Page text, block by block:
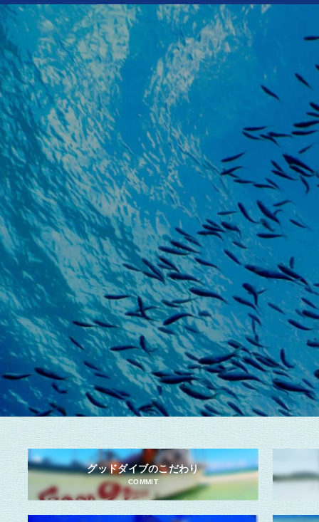
グッドダイブのこだわり
COMMIT